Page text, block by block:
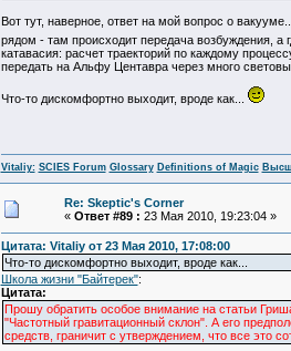
Вот тут, наверное, ответ на мой вопрос о
рядом - там происходит передача возбуждения, а
катавасия: расчет траекторий по каждому
передать на Альфу Центавра через много
Что-то дискомфортно выходит, вроде как...
Vitaliy: SCIES Forum Glossary Definitions of Magic
Re: Skeptic's Corner
« Ответ #89 : 23 Мая 2010, 19:23:04 »
Цитата: Vitaliy от 23 Мая 2010, 17:08:00
Что-то дискомфортно выходит, вроде как...
Школа жизни "Байтерек":
Цитата:
Прошу обратить особое внимание на статьи
"Частотный гравитационный склон". А его
средств, граничит с утверждением, что все это